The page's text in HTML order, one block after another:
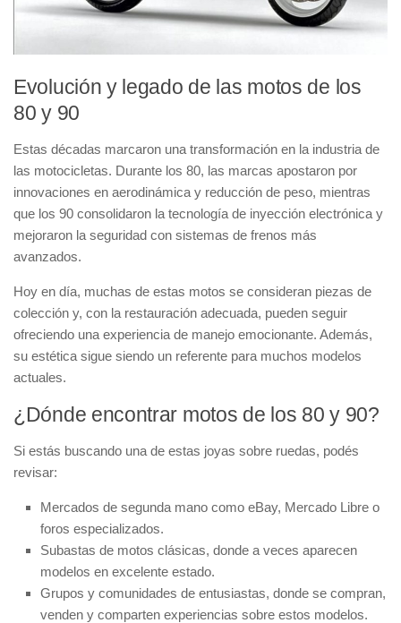
Evolución y legado de las motos de los
80 y 90
Estas décadas marcaron una transformación en la industria de
las motocicletas. Durante los 80, las marcas apostaron por
innovaciones en aerodinámica y reducción de peso, mientras
que los 90 consolidaron la tecnología de inyección electrónica y
mejoraron la seguridad con sistemas de frenos más
avanzados.
Hoy en día, muchas de estas motos se consideran piezas de
colección y, con la restauración adecuada, pueden seguir
ofreciendo una experiencia de manejo emocionante. Además,
su estética sigue siendo un referente para muchos modelos
actuales.
¿Dónde encontrar motos de los 80 y 90?
Si estás buscando una de estas joyas sobre ruedas, podés
revisar:
Mercados de segunda mano como eBay, Mercado Libre o
foros especializados.
Subastas de motos clásicas, donde a veces aparecen
modelos en excelente estado.
Grupos y comunidades de entusiastas, donde se compran,
venden y comparten experiencias sobre estos modelos.